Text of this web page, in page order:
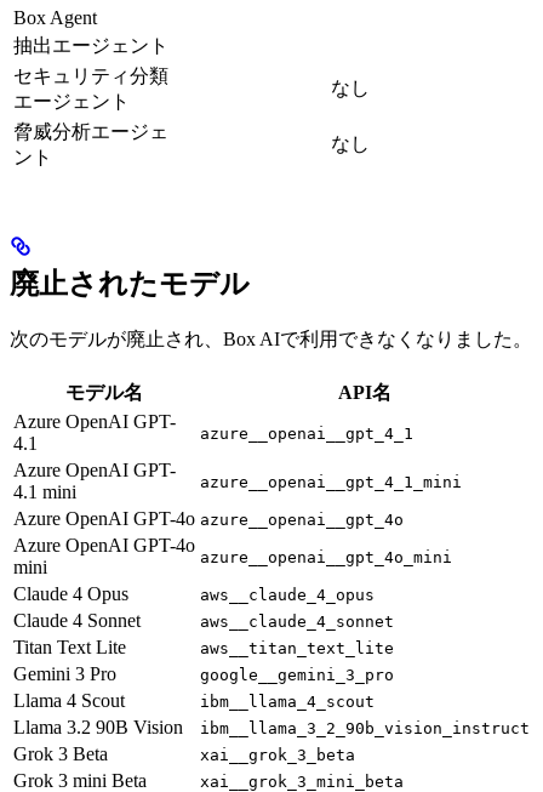
Box Agent
抽出エージェント
セキュリティ分類
エージェント
なし
脅威分析エージェ
ント
なし
廃止されたモデル
次のモデルが廃止され、Box AIで利用できなくなりました。
モデル名
API名
Azure OpenAI GPT-
4.1
azure__openai__gpt_4_1
Azure OpenAI GPT-
4.1 mini
azure__openai__gpt_4_1_mini
Azure OpenAI GPT-4o azure__openai__gpt_4o
Azure OpenAI GPT-4o
mini
azure__openai__gpt_4o_mini
Claude 4 Opus aws__claude_4_opus
Claude 4 Sonnet aws__claude_4_sonnet
Titan Text Lite aws__titan_text_lite
Gemini 3 Pro google__gemini_3_pro
Llama 4 Scout ibm__llama_4_scout
Llama 3.2 90B Vision ibm__llama_3_2_90b_vision_instruct
Grok 3 Beta xai__grok_3_beta
Grok 3 mini Beta xai__grok_3_mini_beta